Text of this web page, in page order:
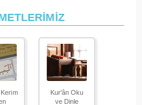
Kerim
Kur'ân Oku
ve Dinle